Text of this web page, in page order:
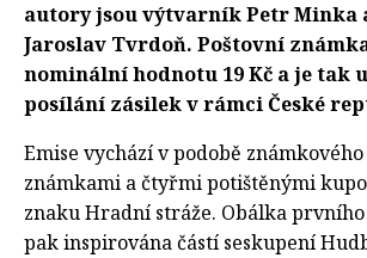
autory jsou výtvarník Petr Minka
Jaroslav Tvrdoň. Poštovní
nominální hodnotu 19 Kč a je tak
posílání zásilek v rámci České
Emise vychází v podobě
známkami a čtyřmi potištěnými
znaku Hradní stráže. Obálka prvního
pak inspirována částí seskupení